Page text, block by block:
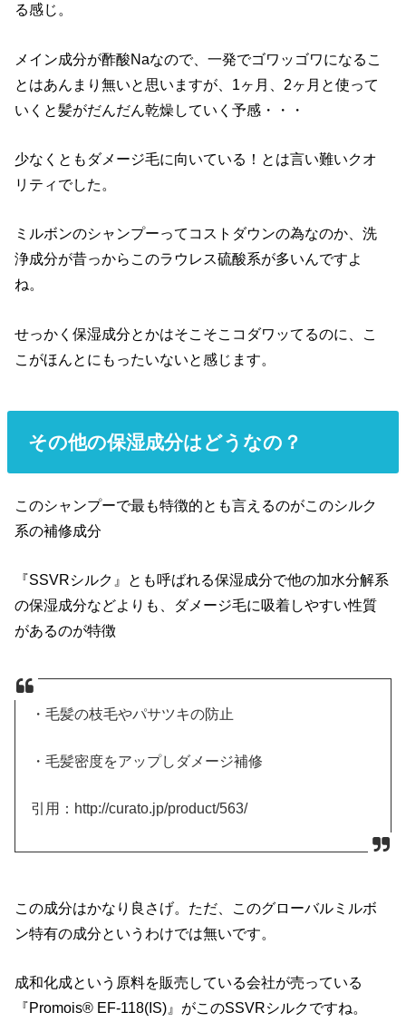
る感じ。
メイン成分が酢酸Naなので、一発でゴワッゴワになるこ
とはあんまり無いと思いますが、1ヶ月、2ヶ月と使って
いくと髪がだんだん乾燥していく予感・・・
少なくともダメージ毛に向いている！とは言い難いクオ
リティでした。
ミルボンのシャンプーってコストダウンの為なのか、洗
浄成分が昔っからこのラウレス硫酸系が多いんですよ
ね。
せっかく保湿成分とかはそこそこコダワッてるのに、こ
こがほんとにもったいないと感じます。
その他の保湿成分はどうなの？
このシャンプーで最も特徴的とも言えるのがこのシルク
系の補修成分
『SSVRシルク』とも呼ばれる保湿成分で他の加水分解系
の保湿成分などよりも、ダメージ毛に吸着しやすい性質
があるのが特徴
・毛髪の枝毛やパサツキの防止
・毛髪密度をアップしダメージ補修
引用：http://curato.jp/product/563/
この成分はかなり良さげ。ただ、このグローバルミルボ
ン特有の成分というわけでは無いです。
成和化成という原料を販売している会社が売っている
『Promois® EF-118(IS)』がこのSSVRシルクですね。